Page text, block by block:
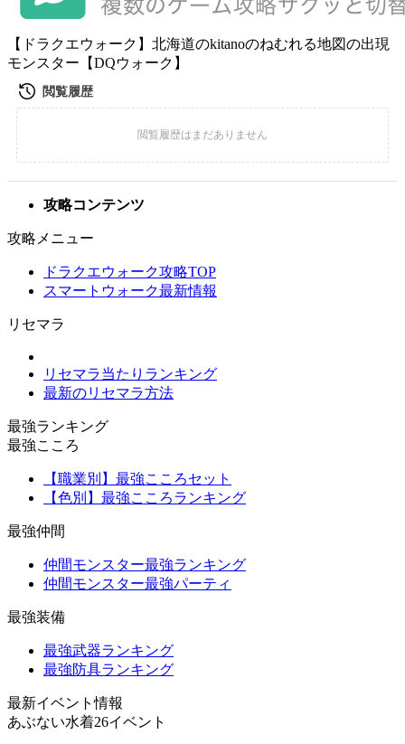
【ドラクエウォーク】北海道のkitanoのねむれる地図の出現
モンスター【DQウォーク】
攻略コンテンツ
攻略メニュー
ドラクエウォーク攻略TOP
スマートウォーク最新情報
リセマラ
リセマラ当たりランキング
最新のリセマラ方法
最強ランキング
最強こころ
【職業別】最強こころセット
【色別】最強こころランキング
最強仲間
仲間モンスター最強ランキング
仲間モンスター最強パーティ
最強装備
最強武器ランキング
最強防具ランキング
最新イベント情報
あぶない水着26イベント